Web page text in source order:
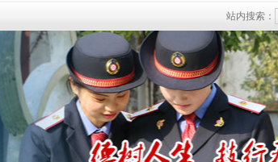
站内搜索：